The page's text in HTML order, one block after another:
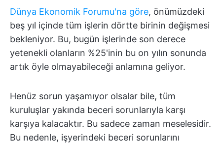
Dünya Ekonomik Forumu'na göre, önümüzdeki
beş yıl içinde tüm işlerin dörtte birinin değişmesi
bekleniyor. Bu, bugün işlerinde son derece
yetenekli olanların %25'inin bu on yılın sonunda
artık öyle olmayabileceği anlamına geliyor.
Henüz sorun yaşamıyor olsalar bile, tüm
kuruluşlar yakında beceri sorunlarıyla karşı
karşıya kalacaktır. Bu sadece zaman meselesidir.
Bu nedenle, işyerindeki beceri sorunlarını